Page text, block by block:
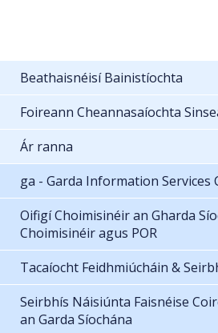
Beathaisnéisí Bainistíochta
Foireann Cheannasaíochta
Ár ranna
ga - Garda Information Services
Oifigí Choimisinéir an Gharda
Choimisinéir agus POR
Tacaíocht Feidhmiúcháin &
Seirbhís Náisiúnta Faisnéise
an Garda Síochána